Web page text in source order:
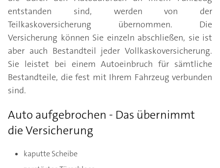
entstanden sind, werden von der
Teilkaskoversicherung übernommen. Die
Versicherung können Sie einzeln abschließen, sie ist
aber auch Bestandteil jeder Vollkaskoversicherung.
Sie leistet bei einem Autoeinbruch für sämtliche
Bestandteile, die fest mit Ihrem Fahrzeug verbunden
sind.
Auto aufgebrochen - Das übernimmt
die Versicherung
kaputte Scheibe